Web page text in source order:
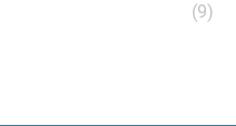
(9)